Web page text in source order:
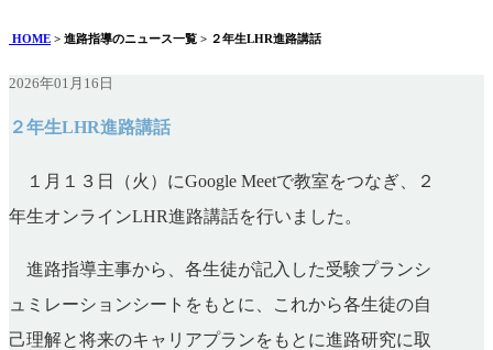
HOME > 進路指導のニュース一覧 > ２年生LHR進路講話
2026年01月16日
２年生LHR進路講話
１月１３日（火）にGoogle Meetで教室をつなぎ、２
年生オンラインLHR進路講話を行いました。
進路指導主事から、各生徒が記入した受験プランシ
ュミレーションシートをもとに、これから各生徒の自
己理解と将来のキャリアプランをもとに進路研究に取